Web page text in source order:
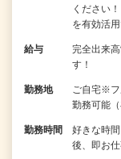
ください
を有効活
給与
完全出来
す！
勤務地
ご自宅※
勤務可能（
勤務時間
好きな時
後、即お